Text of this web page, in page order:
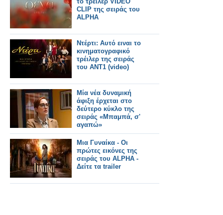
CLIP της σειράς του
ALPHA
Ντέρτι: Αυτό ειναι το
κινηματογραφικό
τρέιλερ της σειράς
του ΑΝΤ1 (video)
Μία νέα δυναμική
άφιξη έρχεται στο
δεύτερο κύκλο της
σειράς «Μπαμπά, σ'
αγαπώ»
Μια Γυναίκα - Οι
πρώτες εικόνες της
σειράς του ALPHA -
Δείτε τα trailer